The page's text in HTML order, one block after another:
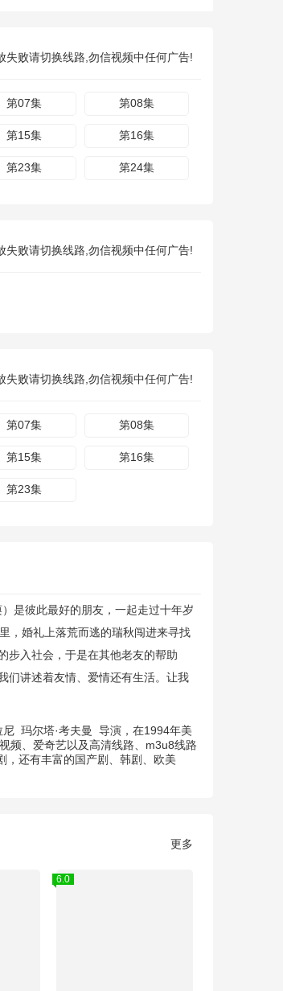
失败请切换线路,勿信视频中任何广告!
第07集 第08集
第15集 第16集
第23集 第24集
失败请切换线路,勿信视频中任何广告!
失败请切换线路,勿信视频中任何广告!
第07集 第08集
第15集 第16集
第23集
是彼此最好的朋友，一起走过十年岁
婚礼上落荒而逃的瑞秋闯进来寻找
步入社会，于是在其他老友的帮助
讲述着友情、爱情还有生活。让我
尼 玛尔塔·考夫曼
导演，在1994年美
频、爱奇艺以及高清线路、m3u8线路
，还有丰富的国产剧、韩剧、欧美
更多
6.0